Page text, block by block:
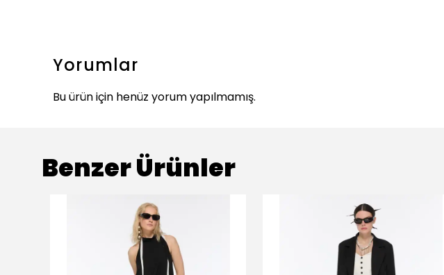
Yorumlar
Bu ürün için henüz yorum yapılmamış.
Benzer Ürünler